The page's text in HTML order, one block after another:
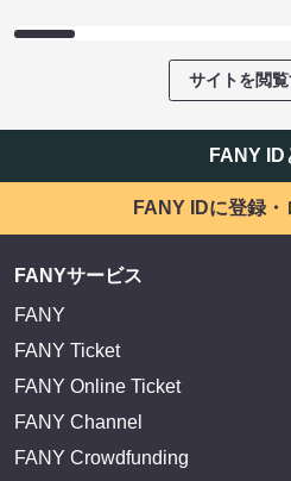
サイトを閲
FANY ID
FANY IDに登録
FANYサービス
FANY
FANY Ticket
FANY Online Ticket
FANY Channel
FANY Crowdfunding